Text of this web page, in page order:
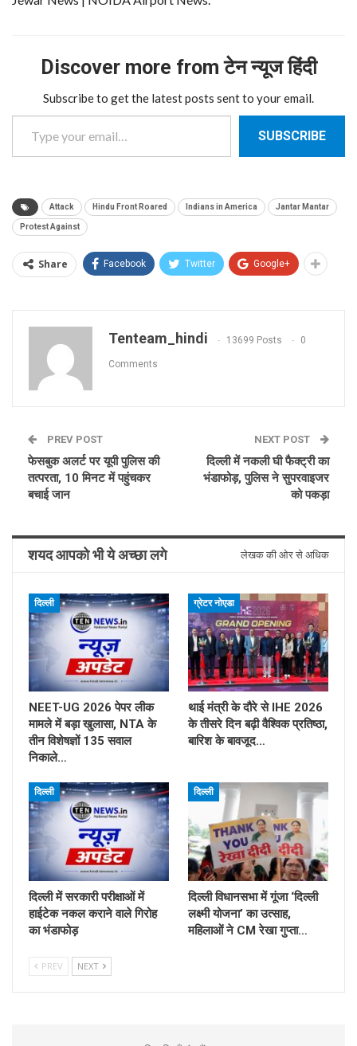
Discover more from टेन न्यूज हिंदी
Subscribe to get the latest posts sent to your email.
Type your email…
SUBSCRIBE
Attack Hindu Front Roared Indians in America Jantar Mantar
Protest Against
Share Facebook Twitter Google+
Tenteam_hindi 13699 Posts 0
Comments
PREV POST
फेसबुक अलर्ट पर यूपी पुलिस की
तत्परता, 10 मिनट में पहुंचकर
बचाई जान
NEXT POST
दिल्ली में नकली घी फैक्ट्री का
भंडाफोड़, पुलिस ने सुपरवाइजर
को पकड़ा
शयद आपको भी ये अच्छा लगे लेखक की ओर से अधिक
दिल्ली
NEET-UG 2026 पेपर लीक
मामले में बड़ा खुलासा, NTA के
तीन विशेषज्ञों 135 सवाल
निकाले…
ग्रेटर नोएडा
थाई मंत्री के दौरे से IHE 2026
के तीसरे दिन बढ़ी वैश्विक प्रतिष्ठा,
बारिश के बावजूद…
दिल्ली
दिल्ली में सरकारी परीक्षाओं में
हाईटेक नकल कराने वाले गिरोह
का भंडाफोड़
दिल्ली
दिल्ली विधानसभा में गूंजा ‘दिल्ली
लक्ष्मी योजना’ का उत्साह,
महिलाओं ने CM रेखा गुप्ता…
PREV NEXT